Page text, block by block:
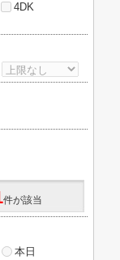
4DK
件が該当
本日